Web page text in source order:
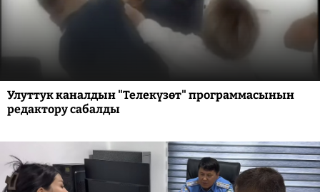
Улуттук каналдын "Телекүзөт" программасынын
редактору сабалды